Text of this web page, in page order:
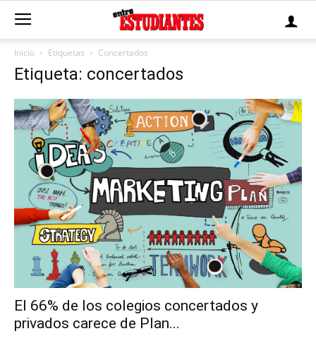
Inicio Etiquetas Concertados
Etiqueta: concertados
El 66% de los colegios concertados y
privados carece de Plan...